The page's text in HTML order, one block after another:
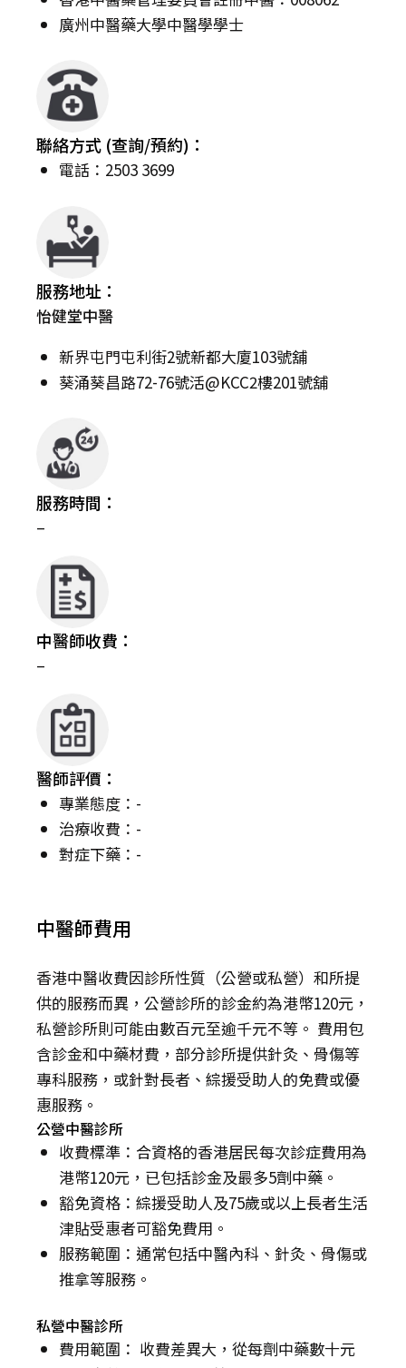
廣州中醫藥大學中醫學學士
聯絡方式 (查詢/預約)：
電話：2503 3699
服務地址：
怡健堂中醫
新界屯門屯利街2號新都大廈103號舖
葵涌葵昌路72-76號活@KCC2樓201號舖
服務時間：
–
中醫師收費：
–
醫師評價：
專業態度：-
治療收費：-
對症下藥：-
中醫師費用
香港中醫收費因診所性質（公營或私營）和所提
供的服務而異，公營診所的診金約為港幣120元，
私營診所則可能由數百元至逾千元不等。 費用包
含診金和中藥材費，部分診所提供針灸、骨傷等
專科服務，或針對長者、綜援受助人的免費或優
惠服務。
公營中醫診所
收費標準：合資格的香港居民每次診症費用為
港幣120元，已包括診金及最多5劑中藥。
豁免資格：綜援受助人及75歲或以上長者生活
津貼受惠者可豁免費用。
服務範圍：通常包括中醫內科、針灸、骨傷或
推拿等服務。
私營中醫診所
費用範圍： 收費差異大，從每劑中藥數十元